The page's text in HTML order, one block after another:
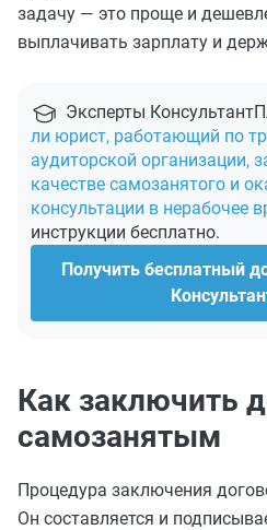
задачу — это проще и
выплачивать зарплату и
Эксперты
ли юрист, работающий по
аудиторской организации,
качестве самозанятого и
консультации в нерабочее
инструкции бесплатно.
Получить бесплатный
Как заключить
самозанятым
Процедура заключения
Он составляется и